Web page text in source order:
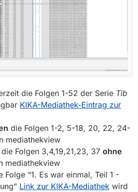
die Folgen 1-52 der Serie Tib
KIKA-Mediathek-Eintrag zur
die Folgen 1-2, 5-18, 20, 22, 24-
mediathekview
Folgen 3,4,19,21,23, 37 ohne
mediathekview
Folge “1. Es war einmal, Teil 1 -
Link zur KIKA-Mediathek wird